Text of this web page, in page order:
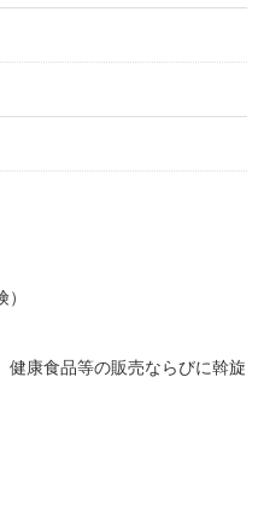
健康食品等の販売ならびに斡旋